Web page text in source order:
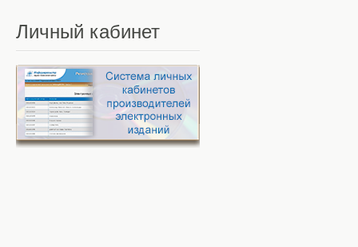
Личный кабинет